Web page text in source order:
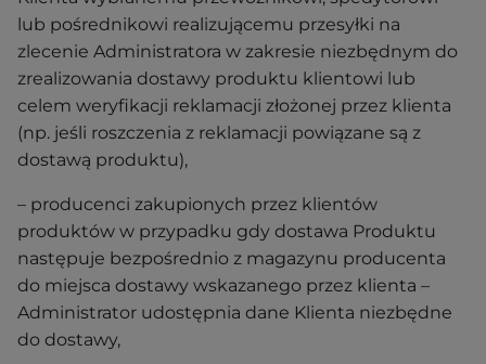
lub pośrednikowi realizującemu przesyłki na
zlecenie Administratora w zakresie niezbędnym do
zrealizowania dostawy produktu klientowi lub
celem weryfikacji reklamacji złożonej przez klienta
(np. jeśli roszczenia z reklamacji powiązane są z
dostawą produktu),
– producenci zakupionych przez klientów
produktów w przypadku gdy dostawa Produktu
następuje bezpośrednio z magazynu producenta
do miejsca dostawy wskazanego przez klienta –
Administrator udostępnia dane Klienta niezbędne
do dostawy,